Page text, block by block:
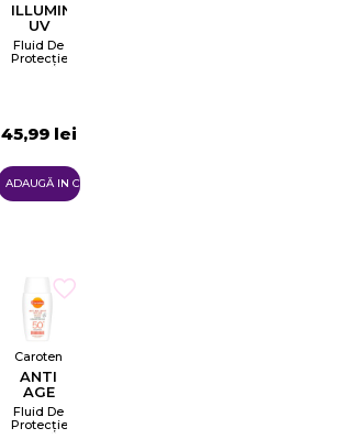
ILLUMINATING
UV
FLUID
Fluid De
Protecție
45,99 lei
ADAUGĂ IN COŞ
Caroten
ANTI
AGE
SPOT
UV
Fluid De
Protecție